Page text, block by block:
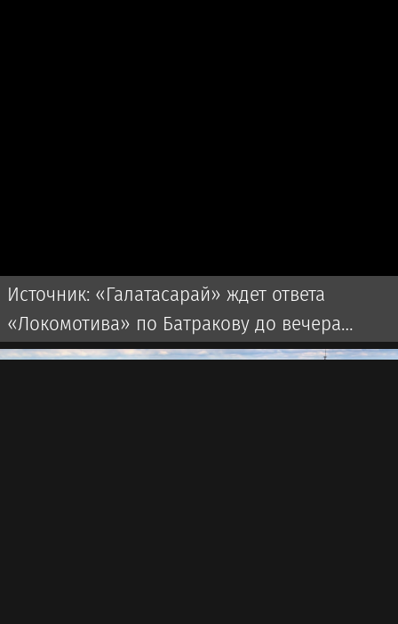
Источник: «Галатасарай» ждет ответа
«Локомотива» по Батракову до вечера
субботы